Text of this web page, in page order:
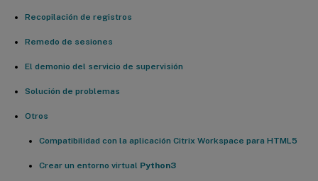
Recopilación de registros
Remedo de sesiones
El demonio del servicio de supervisión
Solución de problemas
Otros
Compatibilidad con la aplicación Citrix Workspace para HTML5
Crear un entorno virtual Python3